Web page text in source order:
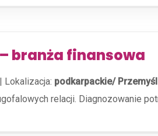
branża finansowa
| Lokalizacja: podkarpackie/ Przemyśl
relacji. Diagnozowanie